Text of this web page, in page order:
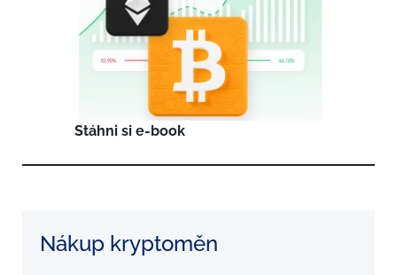
Stáhni si e-book
Nákup kryptoměn